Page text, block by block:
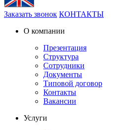
Заказать звонок КОНТАКТЫ
О компании
Презентация
Структура
Сотрудники
Документы
Типовой договор
Контакты
Вакансии
Услуги